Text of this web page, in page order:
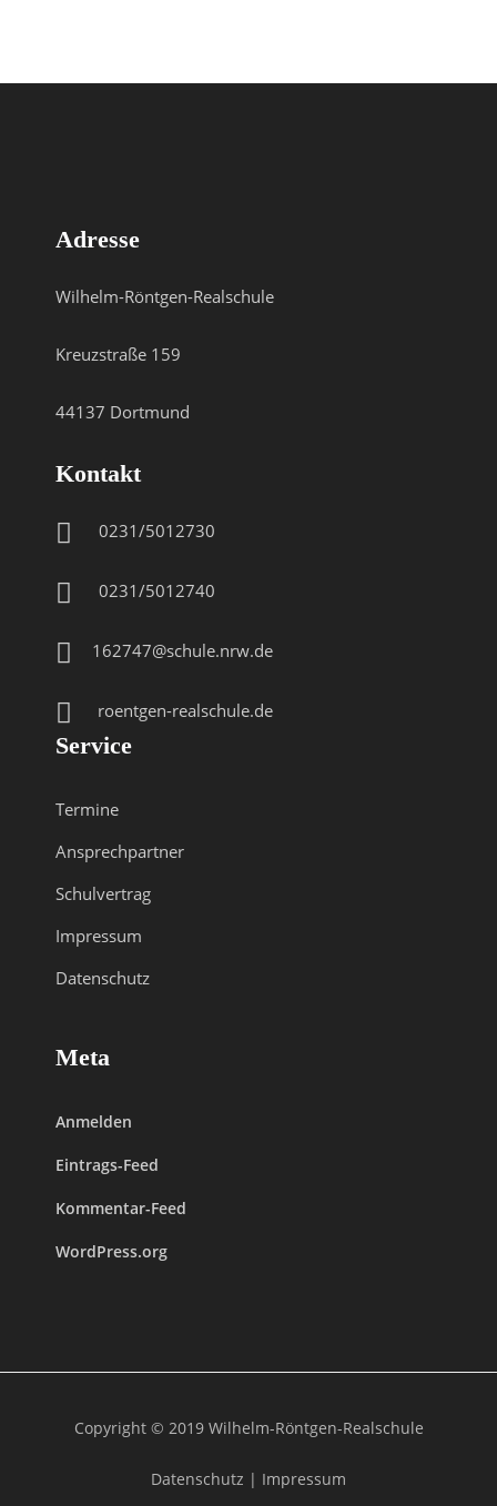
Adresse
Wilhelm-Röntgen-Realschule
Kreuzstraße 159
44137 Dortmund
Kontakt
0231/5012730
0231/5012740
162747@schule.nrw.de
roentgen-realschule.de
Service
Termine
Ansprechpartner
Schulvertrag
Impressum
Datenschutz
Meta
Anmelden
Eintrags-Feed
Kommentar-Feed
WordPress.org
Copyright © 2019 Wilhelm-Röntgen-Realschule
Datenschutz | Impressum